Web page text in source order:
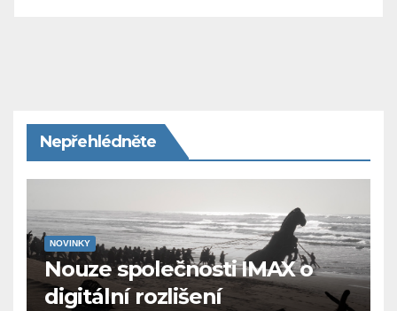
Nepřehlédněte
NOVINKY
Nouze společnosti IMAX o
digitální rozlišení